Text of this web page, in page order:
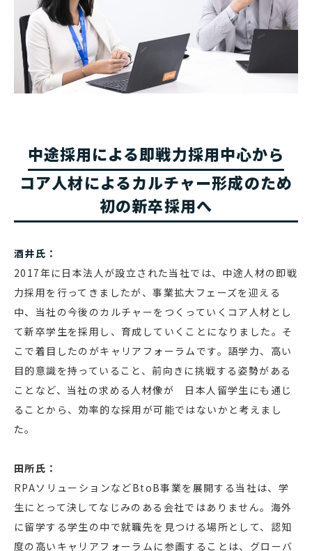
中途採用による即戦力採用中心から
コア人材によるカルチャー形成のため
初の新卒採用へ
酒井氏：
2017年に日本法人が設立された当社では、中途人材の即戦
力採用を行ってきましたが、事業拡大フェーズを迎える
中、当社の今後のカルチャーをつくっていくコア人材とし
て新卒学生を採用し、育成していくことになりました。そ
こで着目したのがキャリアフォーラムです。語学力、高い
目的意識を持っていること、前向きに挑戦する姿勢がある
ことなど、当社の求める人材像が 日本人留学生にも通じ
ることから、効率的な採用が可能ではないかと考えまし
た。
田所氏：
RPAソリューションなどBtoB事業を展開する当社は、学
生にとって決してなじみのある会社ではありません。海外
に留学する学生の中で就職先を見つける場所として、認知
度の高いキャリアフォーラムに参画することは、グローバ